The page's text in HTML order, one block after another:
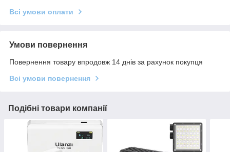
Всі умови оплати
Умови повернення
Повернення товару впродовж 14 днів за рахунок покупця
Всі умови повернення
Подібні товари компанії